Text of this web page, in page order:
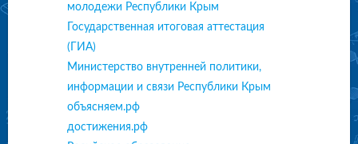
молодежи Республики Крым
Государственная итоговая аттестация
(ГИА)
Министерство внутренней политики,
информации и связи Республики Крым
объясняем.рф
достижения.рф